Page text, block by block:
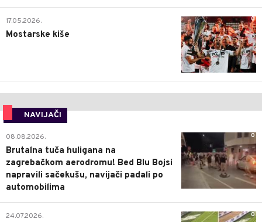
0
17.05.2026.
Mostarske kiše
NAVIJAČI
0
08.08.2026.
Brutalna tuča huligana na
zagrebačkom aerodromu! Bed Blu Bojsi
napravili sačekušu, navijači padali po
automobilima
0
24.07.2026.